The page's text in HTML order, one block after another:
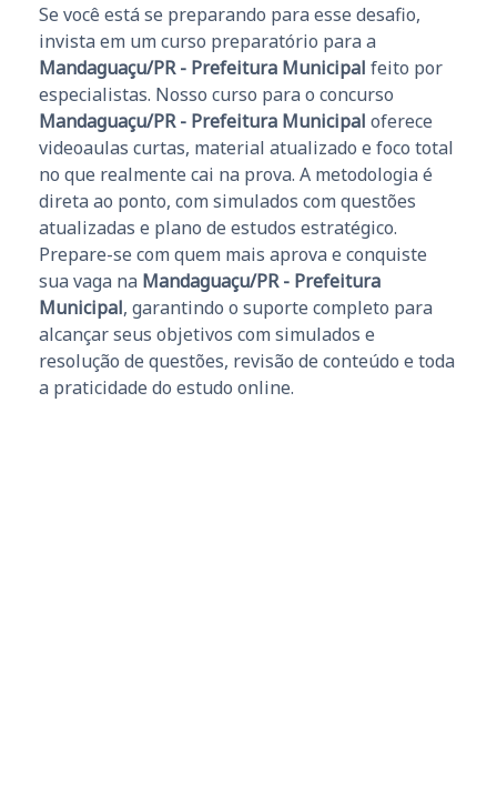
Se você está se preparando para esse desafio,
invista em um curso preparatório para a
Mandaguaçu/PR - Prefeitura Municipal feito por
especialistas. Nosso curso para o concurso
Mandaguaçu/PR - Prefeitura Municipal oferece
videoaulas curtas, material atualizado e foco total
no que realmente cai na prova. A metodologia é
direta ao ponto, com simulados com questões
atualizadas e plano de estudos estratégico.
Prepare-se com quem mais aprova e conquiste
sua vaga na Mandaguaçu/PR - Prefeitura
Municipal, garantindo o suporte completo para
alcançar seus objetivos com simulados e
resolução de questões, revisão de conteúdo e toda
a praticidade do estudo online.